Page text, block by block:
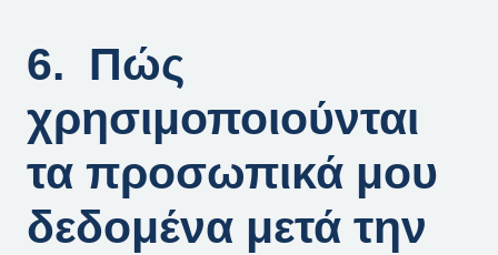
6. Πώς
χρησιμοποιούνται
τα προσωπικά μου
δεδομένα μετά την